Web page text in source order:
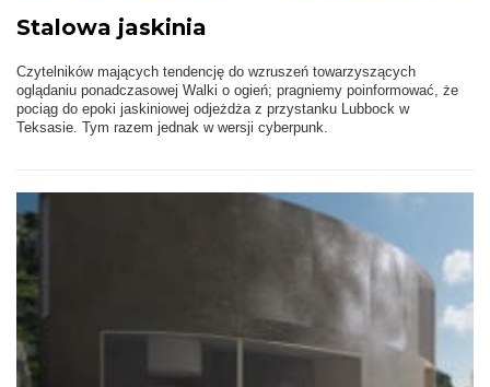
Stalowa jaskinia
Czytelników mających tendencję do wzruszeń towarzyszących
oglądaniu ponadczasowej Walki o ogień; pragniemy poinformować, że
pociąg do epoki jaskiniowej odjeżdża z przystanku Lubbock w
Teksasie. Tym razem jednak w wersji cyberpunk.